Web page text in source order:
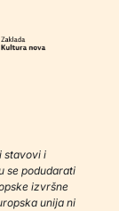
stavovi i
se podudarati
izvršne
unija ni